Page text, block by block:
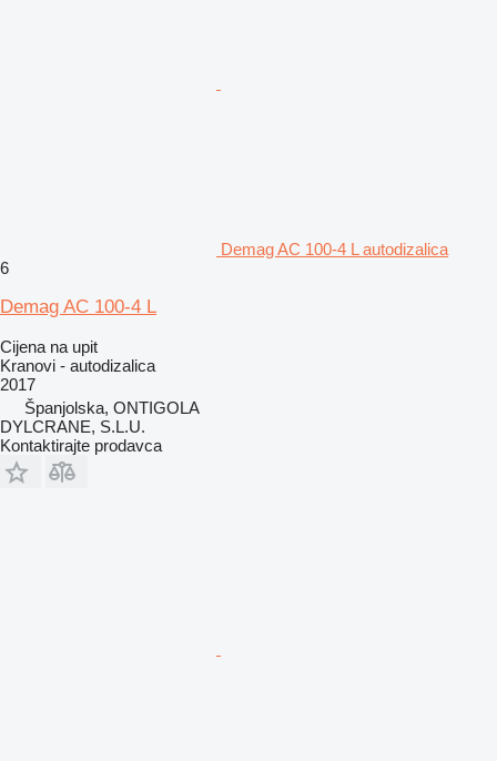
Demag AC 100-4 L autodizalica
6
Demag AC 100-4 L
Cijena na upit
Kranovi - autodizalica
2017
Španjolska, ONTIGOLA
DYLCRANE, S.L.U.
Kontaktirajte prodavca